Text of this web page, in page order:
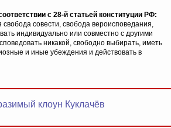
с 28-й статьей конституции РФ:
свобода совести, свобода вероисповедания,
индивидуально или совместно с другими
никакой, свободно выбирать, иметь
и иные убеждения и действовать в
клоун Куклачёв